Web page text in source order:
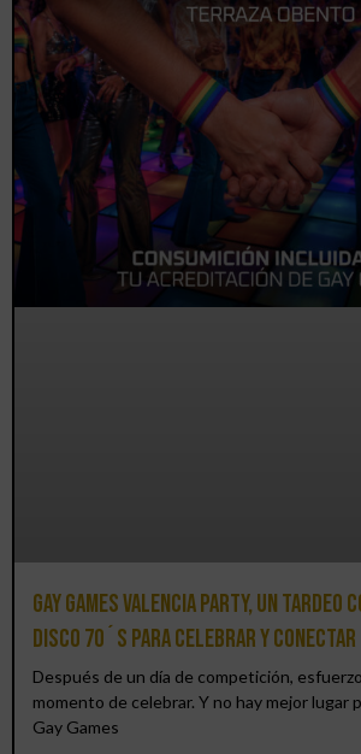
Gay Games Valencia Party, un
DISCO 70´S para celebrar y conectar
Después de un día de competición,
momento de celebrar. Y no hay mejor lugar
Gay Games